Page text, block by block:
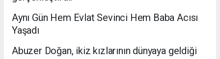
Aynı Gün Hem Evlat Sevinci Hem Baba Acısı
Yaşadı
Abuzer Doğan, ikiz kızlarının dünyaya geldiği